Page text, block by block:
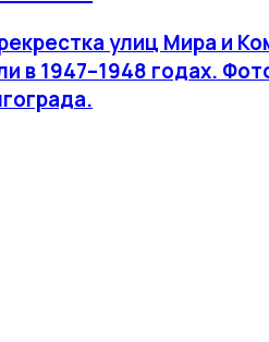
улиц Мира и
в 1947–1948 годах.